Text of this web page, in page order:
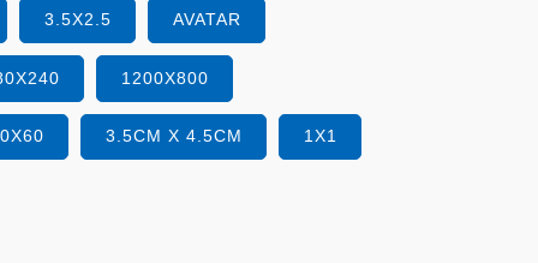
3.5X2.5 AVATAR
1200X800
3.5CM X 4.5CM 1X1